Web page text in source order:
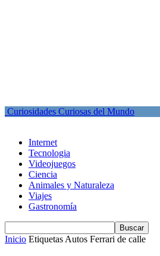
Curiosidades Curiosas del Mundo
Internet
Tecnologia
Videojuegos
Ciencia
Animales y Naturaleza
Viajes
Gastronomía
Inicio Etiquetas Autos Ferrari de calle